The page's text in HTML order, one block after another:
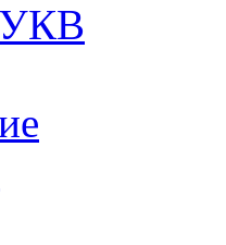
УКВ